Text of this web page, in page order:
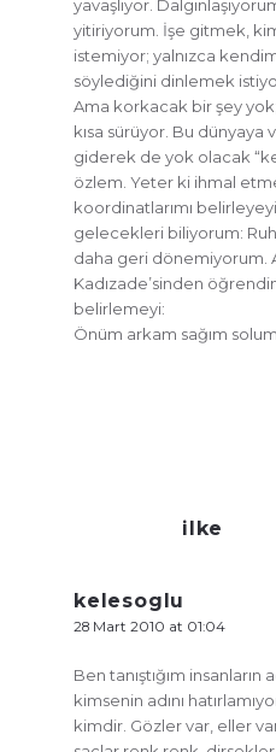
yavaşlıyor.
yitiriyorum. İşe gitmek,
istemiyor; yalnızca
söylediğini dinlemek
Ama korkacak bir şey
kısa sürüyor. Bu dünyaya
giderek de yok olacak
özlem. Yeter ki ihmal
koordinatlarımı
gelecekleri biliyorum:
daha geri dönemiyorum.
Kadızade’sinden
belirlemeyi:
Önüm arkam sağım
ilke
kelesoglu
28 Mart 2010 at 01:04
Ben tanıştığım insanların
kimsenin adını
kimdir. Gözler var, eller